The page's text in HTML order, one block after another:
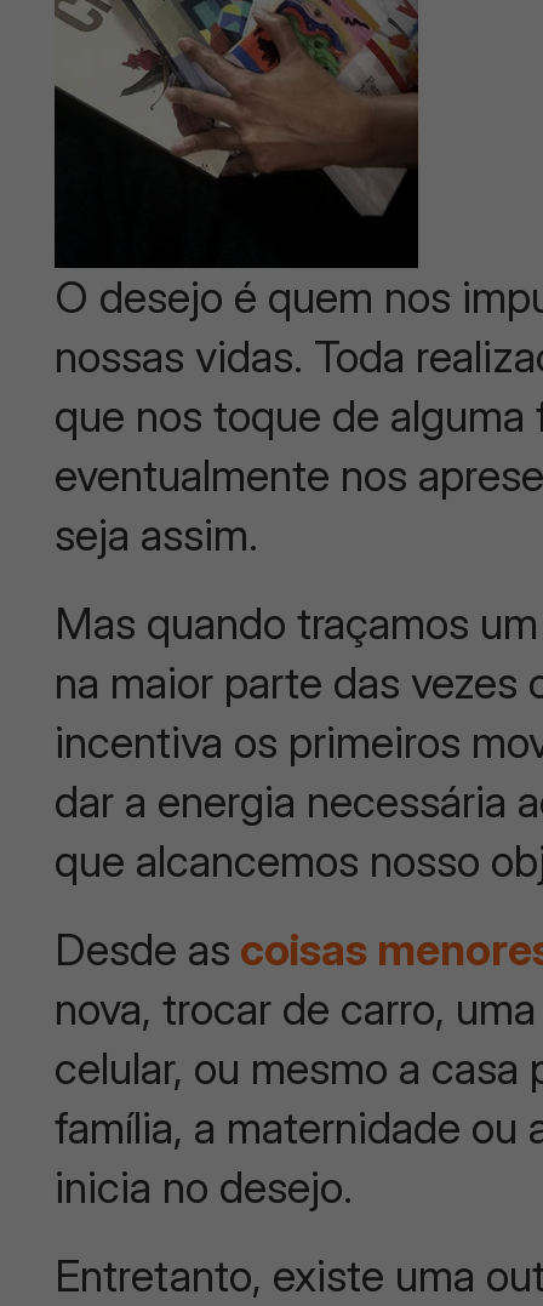
O desejo é quem nos
nossas vidas. Toda
que nos toque de
eventualmente nos
seja assim.
Mas quando traçamos
na maior parte das vezes
incentiva os primeiros
dar a energia necessária
que alcancemos nosso
Desde as coisas
nova, trocar de carro,
celular, ou mesmo a
família, a maternidade ou
inicia no desejo.
Entretanto, existe uma